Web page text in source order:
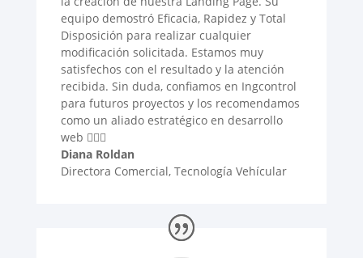
equipo demostró Eficacia, Rapidez y Total
Disposición para realizar cualquier
modificación solicitada. Estamos muy
satisfechos con el resultado y la atención
recibida. Sin duda, confiamos en Ingcontrol
para futuros proyectos y los recomendamos
como un aliado estratégico en desarrollo
web 🙋🏻‍♀️
Diana Roldan
Directora Comercial, Tecnología Vehícular